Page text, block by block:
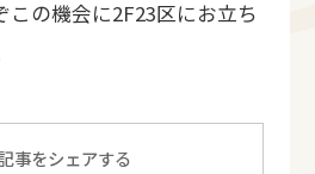
この機会に2F23区にお立ち
事をシェアする